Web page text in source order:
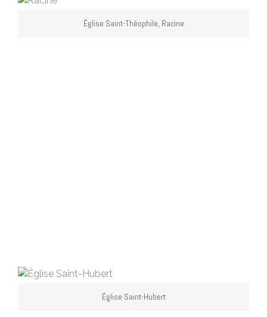
Église Saint-Théophile, Racine
Église Saint-Hubert